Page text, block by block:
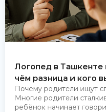
Логопед в Ташкенте
чём разница и кого
Почему родители ищут
Многие родители
ребёнок начинает